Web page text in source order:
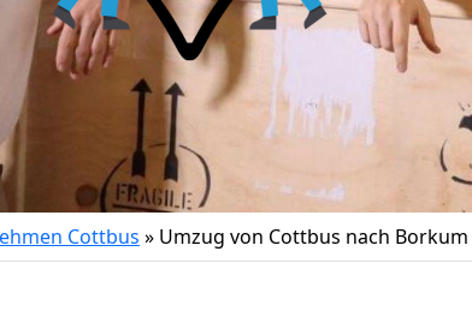
Cottbus » Umzug von Cottbus nach Borkum